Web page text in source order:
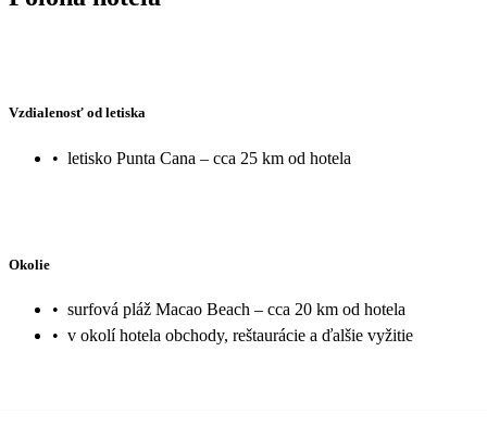
Vzdialenosť od letiska
• letisko Punta Cana – cca 25 km od hotela
Okolie
• surfová pláž Macao Beach – cca 20 km od hotela
• v okolí hotela obchody, reštaurácie a ďalšie vyžitie